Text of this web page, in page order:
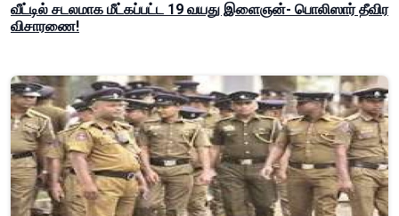
வீட்டில் சடலமாக மீட்கப்பட்ட 19 வயது இளைஞன்- பொலிஸார் தீவிர
விசாரணை!